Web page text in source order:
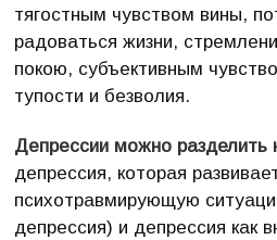
тягостным чувством вины,
радоваться жизни,
покою, субъективным
тупости и безволия.
Депрессии можно разделить
депрессия, которая
психотравмирующую
депрессия) и депрессия как